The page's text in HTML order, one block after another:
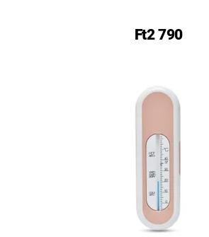
Ft2 790